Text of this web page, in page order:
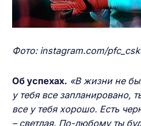
Фото: instagram.com/
Об успехах. «В жизни не
у тебя все запланировано,
все у тебя хорошо. Есть
– светлая. По-любому ты